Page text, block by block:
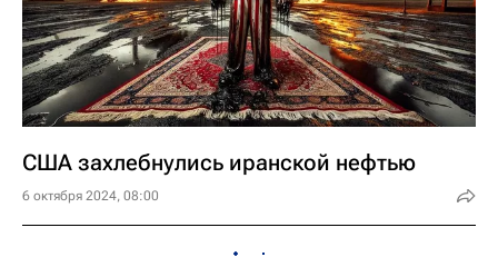
США захлебнулись иранской нефтью
6 октября 2024, 08:00